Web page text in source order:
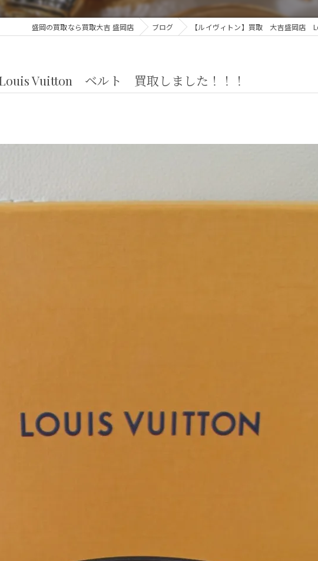
盛岡の買取なら買取大吉 盛岡店 ブログ 【ルイヴィトン】買取 大吉盛岡店
Vuitton ベルト 買取しました！！！